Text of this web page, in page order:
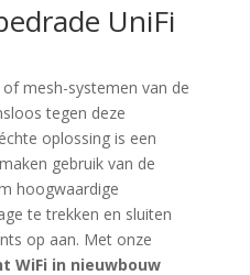
UniFi
mesh-systemen van de
tegen deze
oplossing is een
gebruik van de
hoogwaardige
te trekken en sluiten
op aan. Met onze
WiFi in nieuwbouw